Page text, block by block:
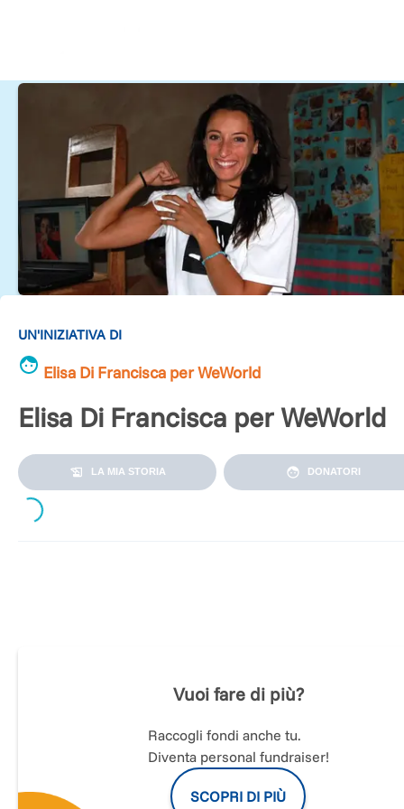
UN'INIZIATIVA DI
Elisa Di Francisca per WeWorld
Elisa Di Francisca per WeWorld
LA MIA STORIA DONATORI
Vuoi fare di più?
Raccogli fondi anche tu.
Diventa personal fundraiser!
SCOPRI DI PIÙ